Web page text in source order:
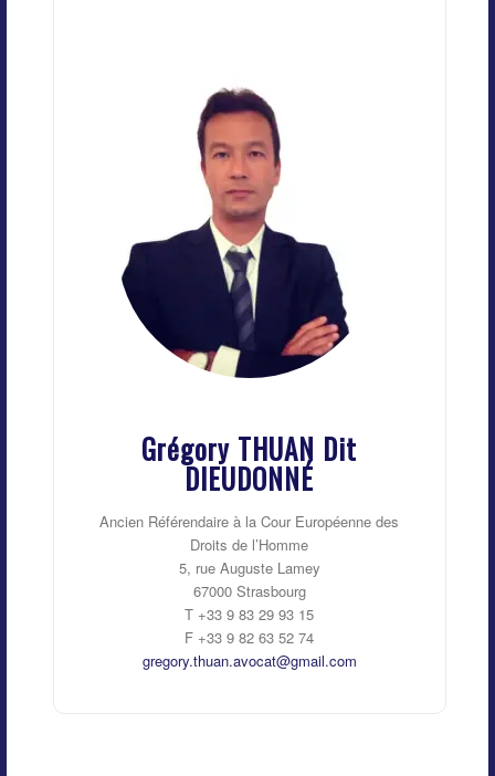
Grégory THUAN Dit
DIEUDONNÉ
Ancien Référendaire à la Cour Européenne des
Droits de l’Homme
5, rue Auguste Lamey
67000 Strasbourg
T +33 9 83 29 93 15
F +33 9 82 63 52 74
gregory.thuan.avocat@gmail.com